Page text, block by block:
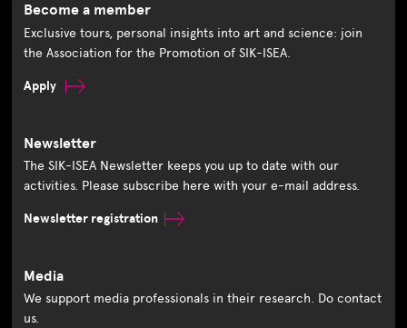
Become a member
Exclusive tours, personal insights into art and science: join
the Association for the Promotion of SIK-ISEA.
Apply
Newsletter
The SIK-ISEA Newsletter keeps you up to date with our
activities. Please subscribe here with your e-mail address.
Newsletter registration
Media
We support media professionals in their research. Do contact
us.